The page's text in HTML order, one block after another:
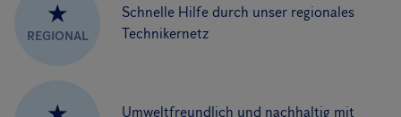
★
REGIONAL
Schnelle Hilfe durch unser regionales
Technikernetz
Umweltfreundlich und nachhaltig mit